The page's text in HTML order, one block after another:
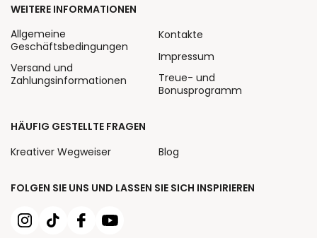
FOLGEN SIE UNS UND LASSEN SIE SICH INSPIRIEREN
WEITERE INFORMATIONEN
Allgemeine
Geschäftsbedingungen
Versand und
Zahlungsinformationen
Kontakte
Impressum
Treue- und
Bonusprogramm
HÄUFIG GESTELLTE FRAGEN
Kreativer Wegweiser
Blog